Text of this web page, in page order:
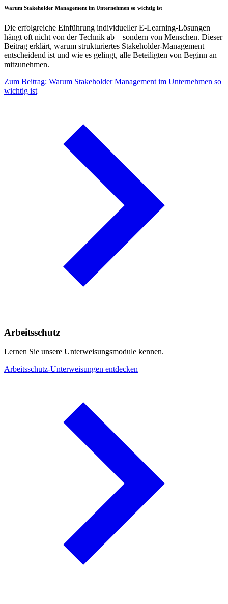
Warum Stakeholder Management im Unternehmen so wichtig ist
Die erfolgreiche Einführung individueller E-Learning-Lösungen
hängt oft nicht von der Technik ab – sondern von Menschen. Dieser
Beitrag erklärt, warum strukturiertes Stakeholder-Management
entscheidend ist und wie es gelingt, alle Beteiligten von Beginn an
mitzunehmen.
Zum Beitrag: Warum Stakeholder Management im Unternehmen so
wichtig ist
Arbeitsschutz
Lernen Sie unsere Unterweisungsmodule kennen.
Arbeitsschutz-Unterweisungen entdecken